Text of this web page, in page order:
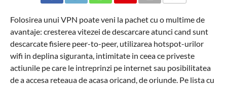
Folosirea unui VPN poate veni la pachet cu o multime de
avantaje: cresterea vitezei de descarcare atunci cand sunt
descarcate fisiere peer-to-peer, utilizarea hotspot-urilor
wifi in deplina siguranta, intimitate in ceea ce priveste
actiunile pe care le intreprinzi pe internet sau posibilitatea
de a accesa reteaua de acasa oricand, de oriunde. Pe lista cu